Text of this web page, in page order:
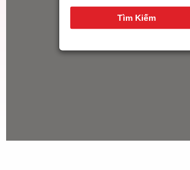
14
Tìm Kiếm